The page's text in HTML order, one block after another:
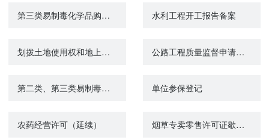
第三类易制毒化学品购买备案证明 水利工程开工报告备案
划拨土地使用权和地上建筑物及附着物所有权转让审批 公路工程质量监督申请审核
第二类、第三类易制毒化学品购买备案办理进度查询 单位参保登记
农药经营许可（延续） 烟草专卖零售许可证歇业办理